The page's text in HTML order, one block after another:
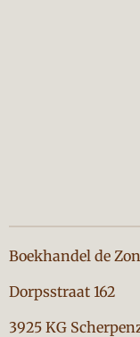
Dorpsstraat 162
3925 KG